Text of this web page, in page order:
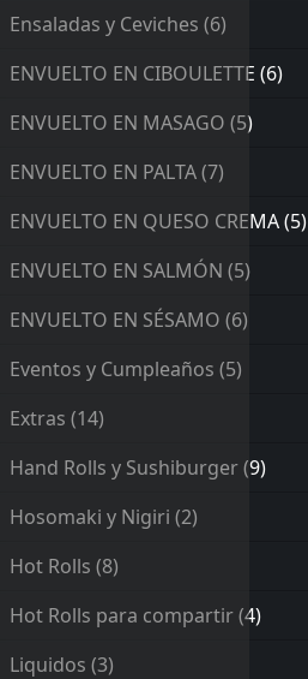
Ensaladas y Ceviches (6)
ENVUELTO EN CIBOULETTE (6)
ENVUELTO EN MASAGO (5)
ENVUELTO EN PALTA(7)
ENVUELTO EN QUESO CREMA(5)
ENVUELTO EN SALMÓN (5)
ENVUELTO EN SÉSAMO (6)
Eventos y Cumpleaños (5)
Extras (14)
Hand Rolls y Sushiburger(9)
Hosomaki y Nigiri (2)
Hot Rolls (8)
Hot Rolls para compartir(4)
Liquidos (3)